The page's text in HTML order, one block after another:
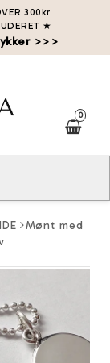
300kr
★
>>>
0
Mønt med